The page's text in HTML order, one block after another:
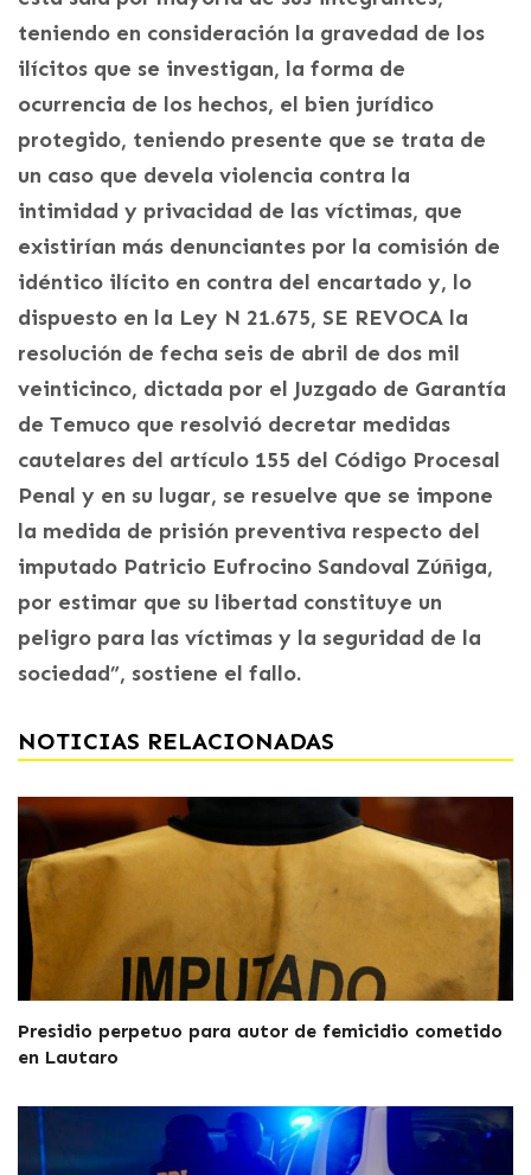
teniendo en consideración la gravedad de los
ilícitos que se investigan, la forma de
ocurrencia de los hechos, el bien jurídico
protegido, teniendo presente que se trata de
un caso que devela violencia contra la
intimidad y privacidad de las víctimas, que
existirían más denunciantes por la comisión de
idéntico ilícito en contra del encartado y, lo
dispuesto en la Ley N 21.675, SE REVOCA la
resolución de fecha seis de abril de dos mil
veinticinco, dictada por el Juzgado de Garantía
de Temuco que resolvió decretar medidas
cautelares del artículo 155 del Código Procesal
Penal y en su lugar, se resuelve que se impone
la medida de prisión preventiva respecto del
imputado Patricio Eufrocino Sandoval Zúñiga,
por estimar que su libertad constituye un
peligro para las víctimas y la seguridad de la
sociedad”, sostiene el fallo.
NOTICIAS RELACIONADAS
Presidio perpetuo para autor de femicidio cometido
en Lautaro